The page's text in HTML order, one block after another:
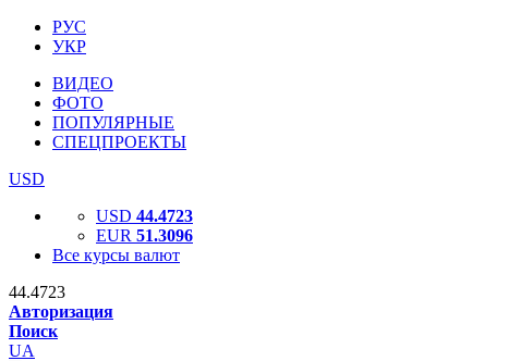
РУС
УКР
ВИДЕО
ФОТО
ПОПУЛЯРНЫЕ
СПЕЦПРОЕКТЫ
USD
USD 44.4723
EUR 51.3096
Все курсы валют
44.4723
Авторизация
Поиск
UA